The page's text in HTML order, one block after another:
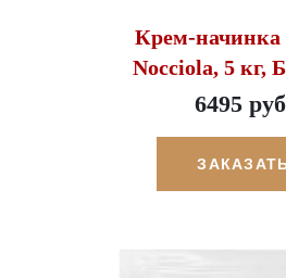
Крем-начинка
Nocciola, 5 кг,
6495